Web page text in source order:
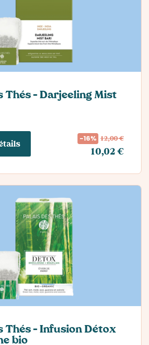
Thés – Darjeeling Mist
-16% 12,00 €
10,02 €
Thés – Infusion Détox